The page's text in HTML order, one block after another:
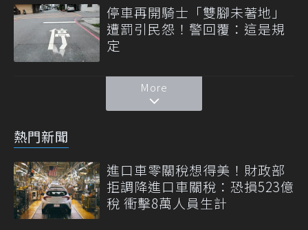
停車再開騎士「雙腳未著地」
遭罰引民怨！警回覆：這是規
定
More
熱門新聞
進口車零關稅想得美！財政部
拒調降進口車關稅：恐損523億
稅 衝擊8萬人員生計